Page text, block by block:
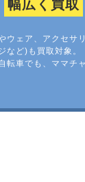
幅広く買取
ウェア、アクセサ
など)も買取対象。
転車でも、ママチ